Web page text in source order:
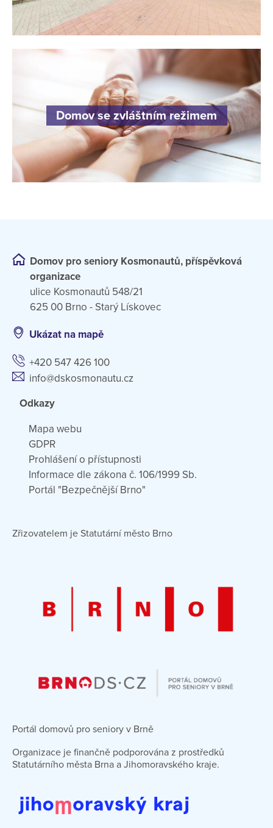
Domov se zvláštním režimem
Domov pro seniory Kosmonautů, příspěvková
organizace
ulice Kosmonautů 548/21
625 00 Brno - Starý Lískovec
Ukázat na mapě
+420 547 426 100
info@dskosmonautu.cz
Odkazy
Mapa webu
GDPR
Prohlášení o přístupnosti
Informace dle zákona č. 106/1999 Sb.
Portál "Bezpečnější Brno"
Zřizovatelem je Statutární město Brno
Portál domovů pro seniory v Brně
Organizace je finančně podporována z prostředků
Statutárního města Brna a Jihomoravského kraje.